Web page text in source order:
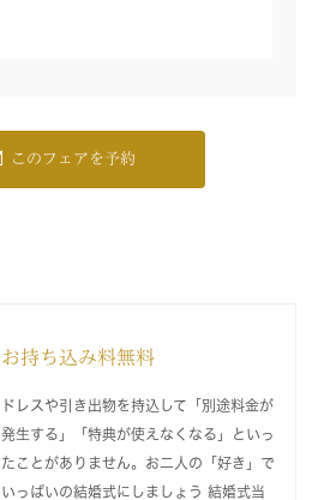
このフェアを予約
お持ち込み料無料
ドレスや引き出物を持込して「別途料金が
発生する」「特典が使えなくなる」といっ
たことがありません。お二人の「好き」で
いっぱいの結婚式にしましょう 結婚式当